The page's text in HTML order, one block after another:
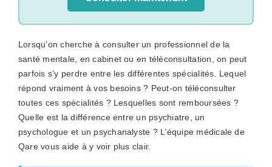
Lorsqu’on cherche à consulter un professionnel de la
santé mentale, en cabinet ou en téléconsultation, on peut
parfois s’y perdre entre les différentes spécialités. Lequel
répond vraiment à vos besoins ? Peut-on téléconsulter
toutes ces spécialités ? Lesquelles sont remboursées ?
Quelle est la différence entre un psychiatre, un
psychologue et un psychanalyste ? L’équipe médicale de
Qare vous aide à y voir plus clair.